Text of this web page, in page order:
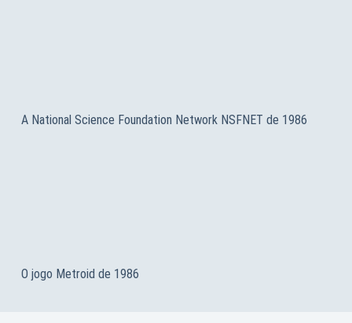
A National Science Foundation Network NSFNET de 1986
O jogo Metroid de 1986